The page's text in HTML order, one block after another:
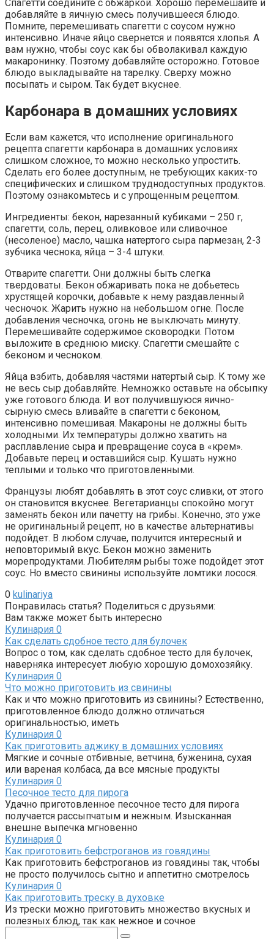
Спагетти соедините с обжаркой. Хорошо перемешайте и
добавляйте в яичную смесь получившееся блюдо.
Помните, перемешивать спагетти с соусом нужно
интенсивно. Иначе яйцо свернется и появятся хлопья. А
вам нужно, чтобы соус как бы обволакивал каждую
макаронинку. Поэтому добавляйте осторожно. Готовое
блюдо выкладывайте на тарелку. Сверху можно
посыпать и сыром. Так будет вкуснее.
Карбонара в домашних условиях
Если вам кажется, что исполнение оригинального
рецепта спагетти карбонара в домашних условиях
слишком сложное, то можно несколько упростить.
Сделать его более доступным, не требующих каких-то
специфических и слишком труднодоступных продуктов.
Поэтому ознакомьтесь и с упрощенным рецептом.
Ингредиенты: бекон, нарезанный кубиками – 250 г,
спагетти, соль, перец, оливковое или сливочное
(несоленое) масло, чашка натертого сыра пармезан, 2-3
зубчика чеснока, яйца – 3-4 штуки.
Отварите спагетти. Они должны быть слегка
твердоваты. Бекон обжаривать пока не добьетесь
хрустящей корочки, добавьте к нему раздавленный
чесночок. Жарить нужно на небольшом огне. После
добавления чесночка, огонь не выключать минуту.
Перемешивайте содержимое сковородки. Потом
выложите в среднюю миску. Спагетти смешайте с
беконом и чесноком.
Яйца взбить, добавляя частями натертый сыр. К тому же
не весь сыр добавляйте. Немножко оставьте на обсыпку
уже готового блюда. И вот получившуюся яично-
сырную смесь вливайте в спагетти с беконом,
интенсивно помешивая. Макароны не должны быть
холодными. Их температуры должно хватить на
расплавление сыра и превращение соуса в «крем».
Добавьте перец и оставшийся сыр. Кушать нужно
теплыми и только что приготовленными.
Французы любят добавлять в этот соус сливки, от этого
он становится вкуснее. Вегетарианцы спокойно могут
заменять бекон или пачетту на грибы. Конечно, это уже
не оригинальный рецепт, но в качестве альтернативы
подойдет. В любом случае, получится интересный и
неповторимый вкус. Бекон можно заменить
морепродуктами. Любителям рыбы тоже подойдет этот
соус. Но вместо свинины используйте ломтики лосося.
0 kulinariya
Понравилась статья? Поделиться с друзьями:
Вам также может быть интересно
Кулинария 0
Как сделать сдобное тесто для булочек
Вопрос о том, как сделать сдобное тесто для булочек,
наверняка интересует любую хорошую домохозяйку.
Кулинария 0
Что можно приготовить из свинины
Как и что можно приготовить из свинины? Естественно,
приготовленное блюдо должно отличаться
оригинальностью, иметь
Кулинария 0
Как приготовить аджику в домашних условиях
Мягкие и сочные отбивные, ветчина, буженина, сухая
или вареная колбаса, да все мясные продукты
Кулинария 0
Песочное тесто для пирога
Удачно приготовленное песочное тесто для пирога
получается рассыпчатым и нежным. Изысканная
внешне выпечка мгновенно
Кулинария 0
Как приготовить бефстроганов из говядины
Как приготовить бефстроганов из говядины так, чтобы
не просто получилось сытно и аппетитно смотрелось
Кулинария 0
Как приготовить треску в духовке
Из трески можно приготовить множество вкусных и
полезных блюд, так как нежное и сочное